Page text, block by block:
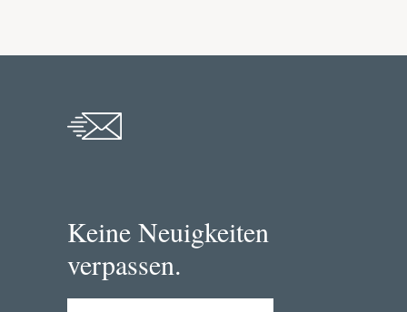
Keine Neuigkeiten
verpassen.